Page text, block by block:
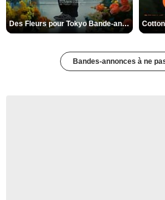
Des Fleurs pour Tokyo Bande-annonce VO STFR
Bandes-annonces à ne